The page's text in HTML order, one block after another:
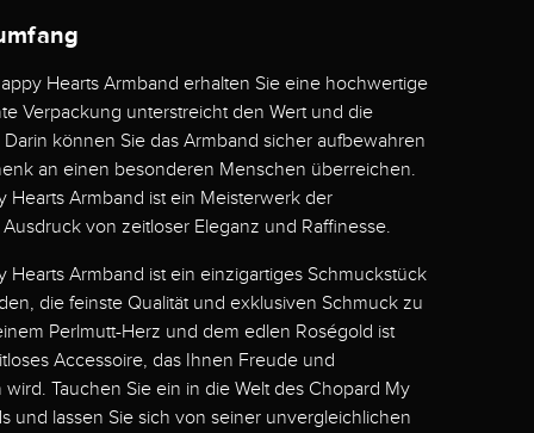
Hearts Armband erhalten Sie eine hochwertige
Verpackung unterstreicht den Wert und die
können Sie das Armband sicher aufbewahren
an einen besonderen Menschen überreichen.
Hearts Armband ist ein Meisterwerk der
von zeitloser Eleganz und Raffinesse.
Hearts Armband ist ein einzigartiges Schmuckstück
die feinste Qualität und exklusiven Schmuck zu
Perlmutt-Herz und dem edlen Roségold ist
Accessoire, das Ihnen Freude und
Tauchen Sie ein in die Welt des Chopard My
und lassen Sie sich von seiner unvergleichlichen